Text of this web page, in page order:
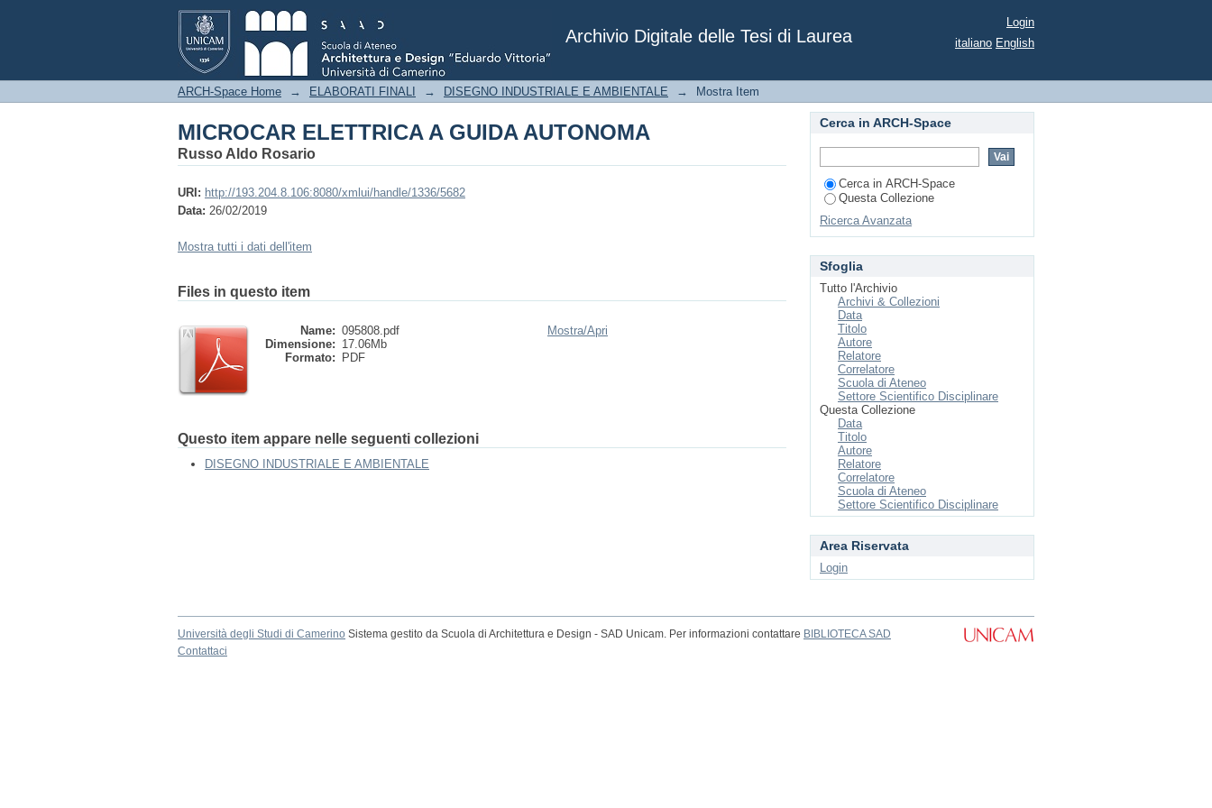
Archivio Digitale delle Tesi di Laurea
MICROCAR ELETTRICA A GUIDA AUTONOMA
Login
italiano English
ARCH-Space Home → ELABORATI FINALI → DISEGNO INDUSTRIALE E AMBIENTALE → Mostra Item
MICROCAR ELETTRICA A GUIDA AUTONOMA
Russo Aldo Rosario
URI: http://193.204.8.106:8080/xmlui/handle/1336/5682
Data: 26/02/2019
Mostra tutti i dati dell'item
Files in questo item
Name: 095808.pdf
Dimensione: 17.06Mb
Formato:
PDF
Mostra/Apri
Questo item appare nelle seguenti collezioni
DISEGNO INDUSTRIALE E AMBIENTALE
Cerca in ARCH-Space
Cerca in ARCH-Space
Questa Collezione
Ricerca Avanzata
Sfoglia
Tutto l'Archivio
Archivi & Collezioni
Data
Titolo
Autore
Relatore
Correlatore
Scuola di Ateneo
Settore Scientifico Disciplinare
Questa Collezione
Data
Titolo
Autore
Relatore
Correlatore
Scuola di Ateneo
Settore Scientifico Disciplinare
Area Riservata
Login
Università degli Studi di Camerino Sistema gestito da Scuola di Architettura e Design - SAD Unicam. Per informazioni contattare BIBLIOTECA SAD
Contattaci